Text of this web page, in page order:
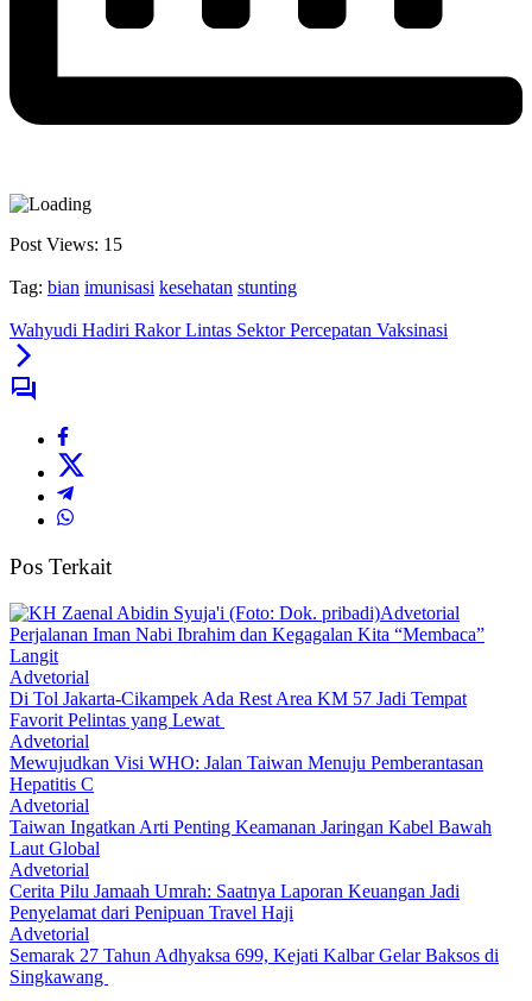
Post Views: 15
Tag: bian imunisasi kesehatan stunting
Wahyudi Hadiri Rakor Lintas Sektor Percepatan Vaksinasi
Pos Terkait
Advetorial
Perjalanan Iman Nabi Ibrahim dan Kegagalan Kita “Membaca”
Langit
Advetorial
Di Tol Jakarta-Cikampek Ada Rest Area KM 57 Jadi Tempat
Favorit Pelintas yang Lewat
Advetorial
Mewujudkan Visi WHO: Jalan Taiwan Menuju Pemberantasan
Hepatitis C
Advetorial
Taiwan Ingatkan Arti Penting Keamanan Jaringan Kabel Bawah
Laut Global
Advetorial
Cerita Pilu Jamaah Umrah: Saatnya Laporan Keuangan Jadi
Penyelamat dari Penipuan Travel Haji
Advetorial
Semarak 27 Tahun Adhyaksa 699, Kejati Kalbar Gelar Baksos di
Singkawang